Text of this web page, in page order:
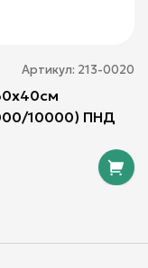
Артикул: 213-0020
10000) ПНД